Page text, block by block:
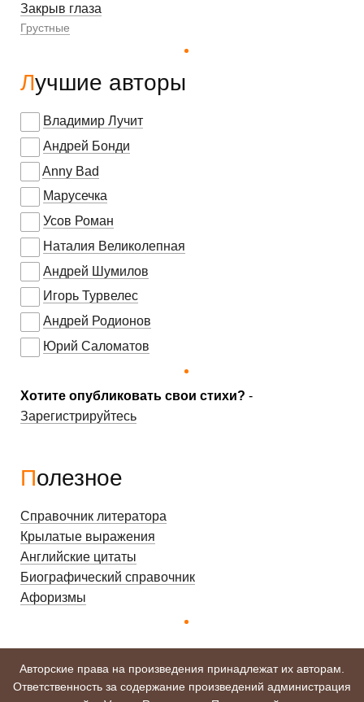
Закрыв глаза
Грустные
Лучшие авторы
Владимир Лучит
Андрей Бонди
Anny Bad
Марусечка
Усов Роман
Наталия Великолепная
Андрей Шумилов
Игорь Турвелес
Андрей Родионов
Юрий Саломатов
Хотите опубликовать свои стихи? -
Зарегистрируйтесь
Полезное
Справочник литератора
Крылатые выражения
Английские цитаты
Биографический справочник
Афоризмы
Авторские права на произведения принадлежат их авторам.
Ответственность за содержание произведений администрация